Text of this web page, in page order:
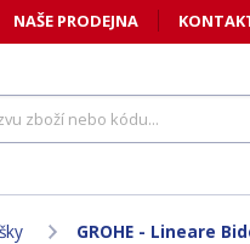
NAŠE PRODEJNA
GROHE - Lineare